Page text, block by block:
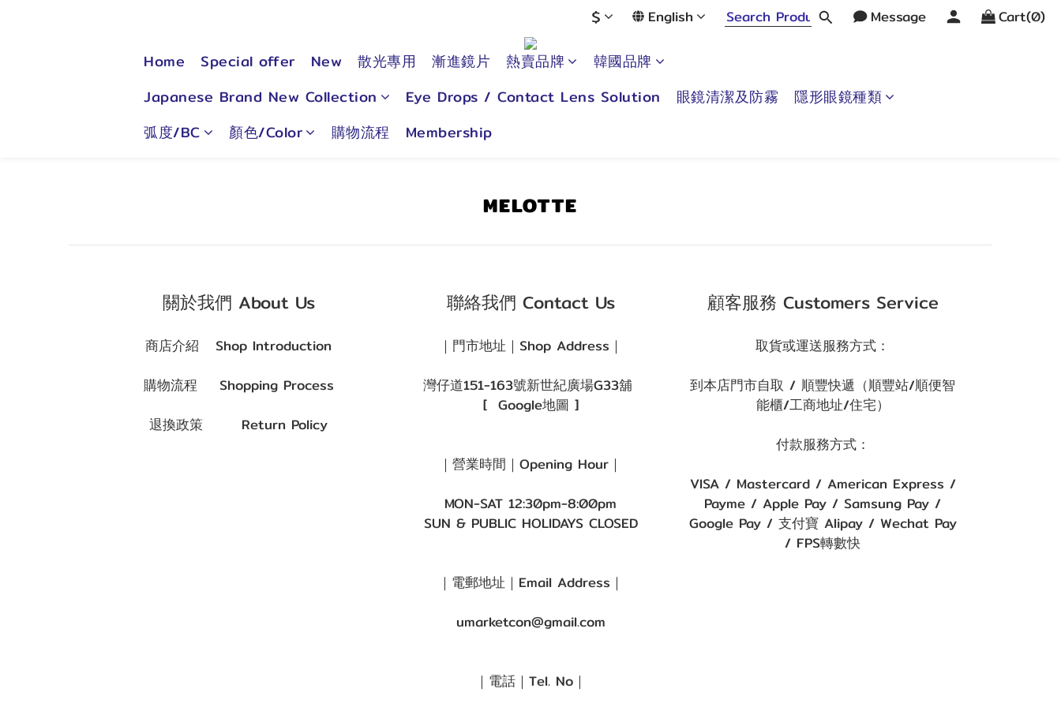
$ English Message Cart(0)
Home Special offer New 散光專用 漸進鏡片 熱賣品牌
韓國品牌
Japanese Brand New Collection
Eye Drops / Contact Lens Solution 眼鏡清潔及防霧
隱形眼鏡種類
弧度/BC
顏色/Color 購物流程 Membership
MELOTTE
關於我們 About Us
商店介紹 Shop Introduction
購物流程
Shopping Process
退換政策
Return Policy
聯絡我們 Contact Us
｜門市地址｜Shop Address｜
灣仔道151-163號新世紀廣場G33舖
[ Google地圖 ]
｜營業時間｜Opening Hour｜
MON-SAT 12:30pm-8:00pm
SUN & PUBLIC HOLIDAYS CLOSED
｜電郵地址｜Email Address｜
umarketcon@gmail.com
｜電話｜Tel. No｜
顧客服務 Customers Service
取貨或運送服務方式：
到本店門市自取 / 順豐快遞（順豐站/順便智
能櫃/工商地址/住宅）
付款服務方式：
VISA / Mastercard / American Express /
Payme / Apple Pay / Samsung Pay /
Google Pay / 支付寶 Alipay / Wechat Pay
/ FPS轉數快